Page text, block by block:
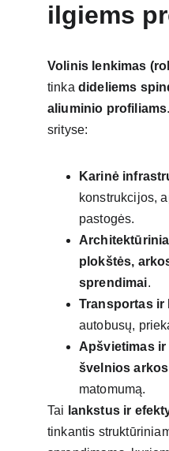
ilgiems
Volinis lenkimas
tinka dideliems
aliuminio profiliams
srityse:
Karinė
konstrukcijos,
pastogės.
plokštės,
sprendimai.
Transportas ir
autobusų,
Apšvietimas ir
švelnios arkos
matomumą.
Tai lankstus ir
tinkantis